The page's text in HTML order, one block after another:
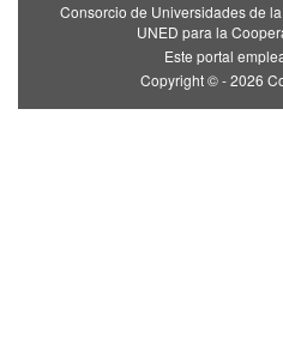
Consorcio de Universidades de
UNED para la
Este portal
Copyright © - 2026